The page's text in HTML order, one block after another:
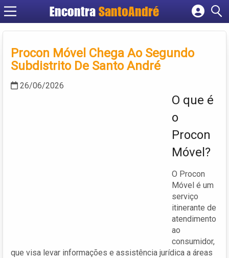
Encontra SantoAndré
Cadastrar empresa
Criar conta
Procon Móvel Chega Ao Segundo
Subdistrito De Santo André
26/06/2026
O que é
o
Procon
Móvel?
O Procon
Móvel é um
serviço
itinerante de
atendimento
ao
consumidor,
que visa levar informações e assistência jurídica a áreas